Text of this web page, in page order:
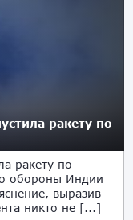
ракету по
ракету по
обороны Индии
выразив
никто не [...]